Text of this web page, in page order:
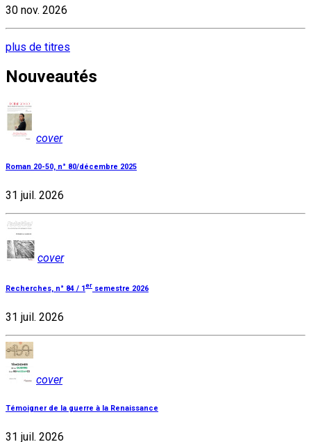
30 nov. 2026
plus de titres
Nouveautés
cover
Roman 20-50, n° 80/décembre 2025
31 juil. 2026
cover
Recherches, n° 84 / 1er semestre 2026
31 juil. 2026
cover
Témoigner de la guerre à la Renaissance
31 juil. 2026